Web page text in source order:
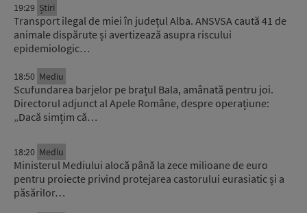
19:29 Știri
Transport ilegal de miei în județul Alba. ANSVSA caută 41 de
animale dispărute și avertizează asupra riscului
epidemiologic…
18:50 Mediu
Scufundarea barjelor pe brațul Bala, amânată pentru joi.
Directorul adjunct al Apele Române, despre operațiune:
„Dacă simțim că…
18:20 Mediu
Ministerul Mediului alocă până la zece milioane de euro
pentru proiecte privind protejarea castorului eurasiatic și a
păsărilor…